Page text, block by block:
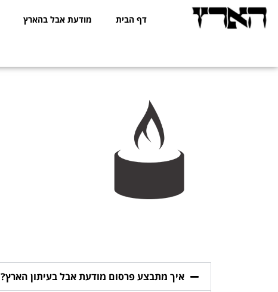
דף הבית מודעת אבל בהארץ
איך מתבצע פרסום מודעת אבל בעיתון הארץ?